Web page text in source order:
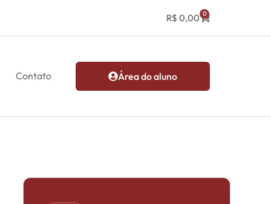
R$ 0,00 0
Contato Área do aluno